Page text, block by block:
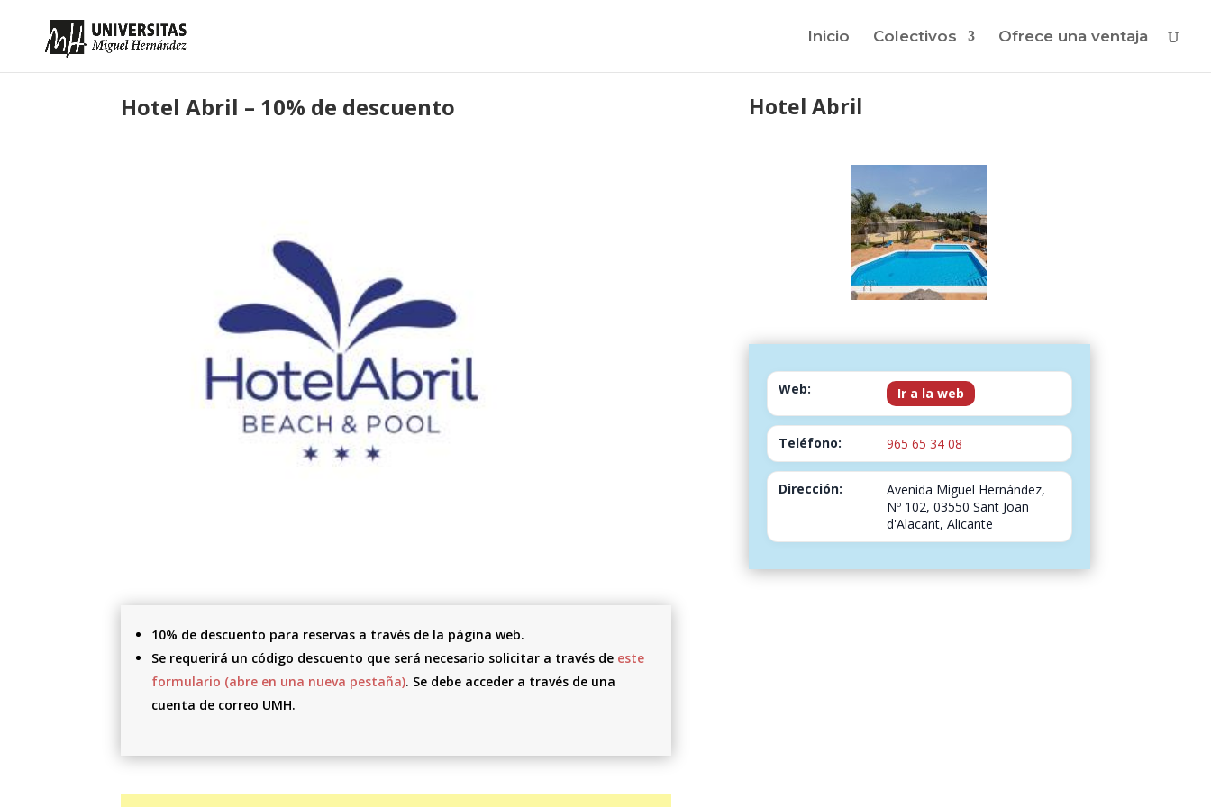
Inicio Colectivos Ofrece una ventaja
Hotel Abril – 10% de descuento
10% de descuento para reservas a través de la página web.
Se requerirá un código descuento que será necesario solicitar a través de este
formulario (abre en una nueva pestaña). Se debe acceder a través de una
cuenta de correo UMH.
Hotel Abril
Web: Ir a la web
Teléfono: 965 65 34 08
Dirección:
Avenida Miguel Hernández,
Nº 102, 03550 Sant Joan
d'Alacant, Alicante